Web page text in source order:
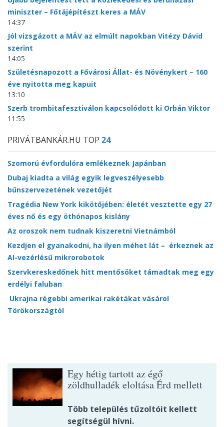
miniszter – Főtájépítészt keres a MÁV
14:37
Jól vizsgázott a MÁV az elmúlt napokban Vitézy Dávid
szerint
14:05
Születésnapozott a Fővárosi Állat- és Növénykert – 160
éve nyitotta meg kapuit
13:10
Szerb trombitafesztiválon kapcsolódott ki Orbán Viktor
11:55
PRIVÁTBANKÁR.HU TOP 24
Szomorú évfordulóra emlékeznek Japánban
Dubaj kiadta a világ egyik legveszélyesebb
bűnszervezetének vezetőjét
Tragédia New York kikötőjében: életét vesztette egy 27
éves nő és egy öthónapos kislány
Az oroszok nem tudnak kiszeretni Vietnámból
Kezdjen el gyanakodni, ha ilyen méhet lát – érkeznek az
AI-vezérlésű mikrorobotok
Szervkereskedőnek hitt mentősöket támadtak meg egy
erdélyi faluban
Ukrajna régebbi amerikai rakétákat vásárol
Törökországtól
Egy hétig tartott az égő
zöldhulladék eloltása Érd mellett
Több település tűzoltóit kellett
segítségül hívni.